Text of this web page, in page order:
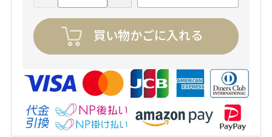
買い物かごに入れる